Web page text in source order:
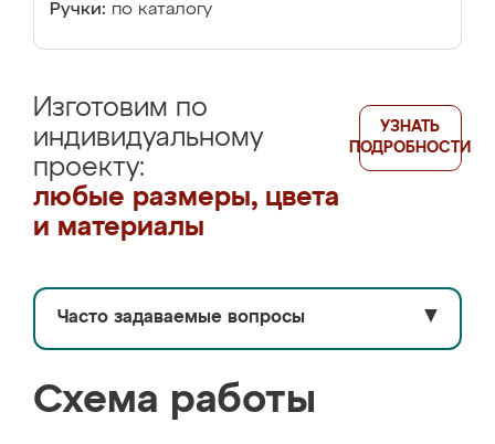
Ручки: по каталогу
Изготовим по
индивидуальному
проекту:
любые размеры, цвета
и материалы
УЗНАТЬ
ПОДРОБНОСТИ
Часто задаваемые вопросы ▼
Схема работы